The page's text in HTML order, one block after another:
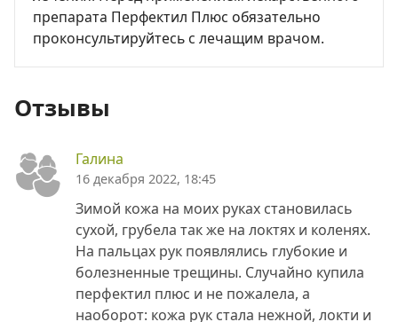
препарата Перфектил Плюс обязательно
проконсультируйтесь с лечащим врачом.
Отзывы
Галина
16 декабря 2022, 18:45
Зимой кожа на моих руках становилась
сухой, грубела так же на локтях и коленях.
На пальцах рук появлялись глубокие и
болезненные трещины. Случайно купила
перфектил плюс и не пожалела, а
наоборот: кожа рук стала нежной, локти и